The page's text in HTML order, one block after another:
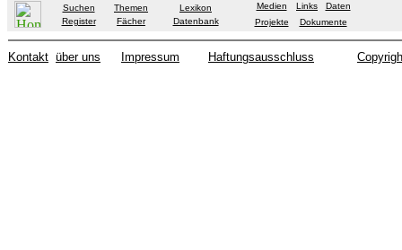
Suchen Themen
Lexikon
Register
Fächer Datenbank
Medien Links
Daten
Projekte
Dokumente
Kontakt über uns Impressum Haftungsausschluss